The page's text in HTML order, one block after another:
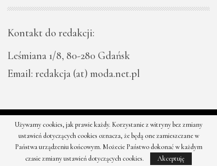
Kontakt do redakcji:
Leśmiana 1/8, 80-280 Gdańsk
Email: redakcja (at) moda.net.pl
© 2026 - Moda - najnowsze kolekcje, najtańsze sklepy. Wszystkie
prawa zastrzeżone.
Używamy cookies, jak prawie każdy. Korzystanie z witryny bez zmiany
ustawień dotyczących cookies oznacza, że będą one zamieszczane w
Państwa urządzeniu końcowym. Możecie Państwo dokonać w każdym
czasie zmiany ustawień dotyczących cookies.
Akceptuję